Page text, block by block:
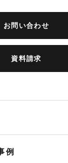
お問い合わせ
資料請求
例